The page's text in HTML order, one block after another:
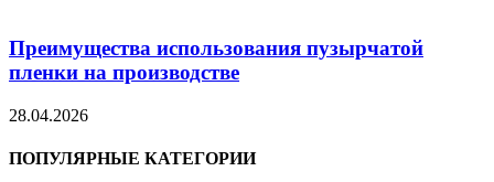
Преимущества использования пузырчатой
пленки на производстве
28.04.2026
ПОПУЛЯРНЫЕ КАТЕГОРИИ